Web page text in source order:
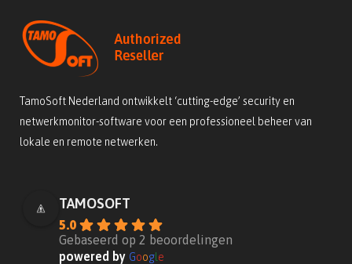
TamoSoft Nederland ontwikkelt ‘cutting-edge’ security en
netwerkmonitor-software voor een professioneel beheer van
lokale en remote netwerken.
TAMOSOFT
5.0
Gebaseerd op 2 beoordelingen
powered by Goog e